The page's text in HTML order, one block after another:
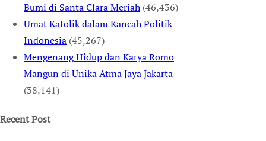
Bumi di Santa Clara Meriah (46,436)
Umat Katolik dalam Kancah Politik
Indonesia (45,267)
Mengenang Hidup dan Karya Romo
Mangun di Unika Atma Jaya Jakarta
(38,141)
Recent Post